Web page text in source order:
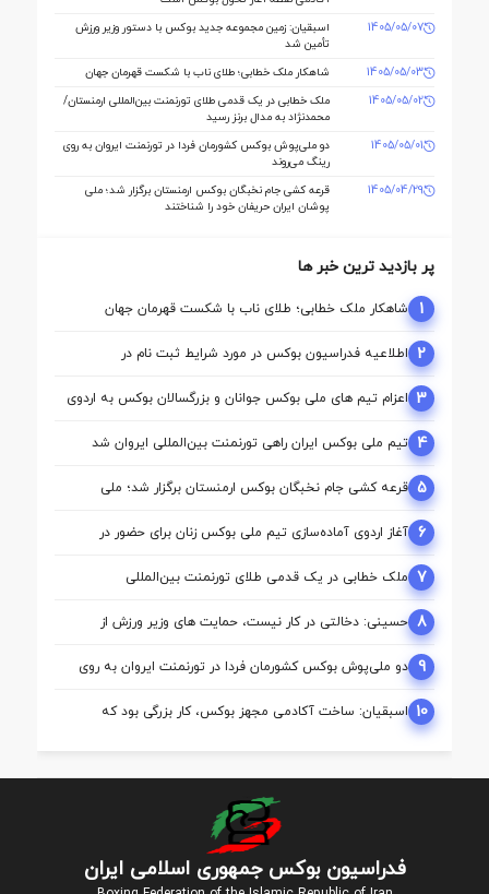
1405/05/07
اسبقیان: زمین مجموعه جدید بوکس با دستور وزیر ورزش
تأمین شد
1405/05/03
شاهکار ملک‌ خطابی؛ طلای ناب با شکست قهرمان جهان
1405/05/02
ملک‌ خطابی در یک قدمی طلای تورنمنت بین‌المللی ارمنستان/
محمدنژاد به مدال برنز رسید
1405/05/01
دو ملی‌پوش بوکس کشورمان فردا در تورنمنت ایروان به روی
رینگ می‌روند
1405/04/29
قرعه‌ کشی جام نخبگان بوکس ارمنستان برگزار شد؛ ملی‌
پوشان ایران حریفان خود را شناختند
پر بازدید ترین خبر ها
1 شاهکار ملک‌ خطابی؛ طلای ناب با شکست قهرمان جهان
2 اطلاعیه فدراسیون بوکس در مورد شرایط ثبت نام در
کمیسیون ها
3 اعزام تیم ‌های ملی بوکس جوانان و بزرگسالان بوکس به اردوی
مشترک ازبکستان
4 تیم ملی بوکس ایران راهی تورنمنت بین‌المللی ایروان شد
5 قرعه‌ کشی جام نخبگان بوکس ارمنستان برگزار شد؛ ملی‌
پوشان ایران حریفان خود را شناختند
6 آغاز اردوی آماده‌سازی تیم ملی بوکس زنان برای حضور در
بازی‌های آسیایی ناگویا
7 ملک‌ خطابی در یک قدمی طلای تورنمنت بین‌المللی
ارمنستان/ محمدنژاد به مدال برنز رسید
8 حسینی: دخالتی در کار نیست، حمایت های وزیر ورزش از
مالی صاحب خانه می شود 9 دو ملی‌پوش بوکس کشورمان فردا در تورنمنت ایروان به روی
رینگ می‌روند
10 اسبقیان: ساخت آکادمی مجهز بوکس، کار بزرگی بود که
حسینی برای این رشته انجام داد
فدراسیون بوکس جمهوری اسلامی ایران